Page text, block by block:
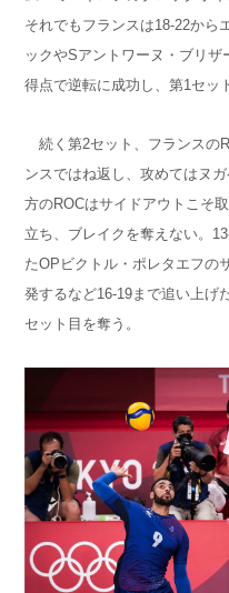
それでもフランスは18-22から
ックやSアントワーヌ・ブリ
得点で逆転に成功し、第1セッ
続く第2セット、フランスの
ンスではね返し、攻めてはヌ
方のROCはサイドアウトこそ
立ち、ブレイクを奪えない。
たOPビクトル・ポレタエフの
発するなど16-19まで追い上げ
セット目を奪う。